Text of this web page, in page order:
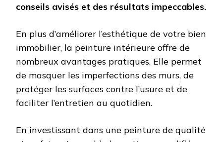
conseils avisés et des résultats impeccables.
En plus d’améliorer l’esthétique de votre bien
immobilier, la peinture intérieure offre de
nombreux avantages pratiques. Elle permet
de masquer les imperfections des murs, de
protéger les surfaces contre l’usure et de
faciliter l’entretien au quotidien.
En investissant dans une peinture de qualité